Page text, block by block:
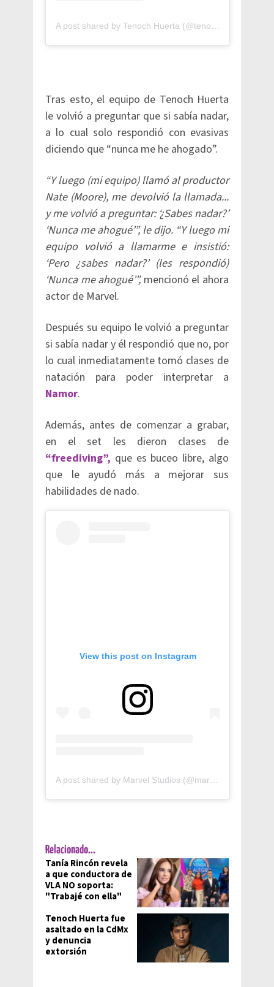
A post shared by Tenoch Huerta (@tenochhuerta)
Tras esto, el equipo de Tenoch Huerta
le volvió a preguntar que si sabía nadar,
a lo cual solo respondió con evasivas
diciendo que “nunca me he ahogado”.
“Y luego (mi equipo) llamó al productor
Nate (Moore), me devolvió la llamada...
y me volvió a preguntar: ‘¿Sabes nadar?’
‘Nunca me ahogué’”, le dijo. “Y luego mi
equipo volvió a llamarme e insistió:
‘Pero ¿sabes nadar?’ (les respondió)
‘Nunca me ahogué’”, mencionó el ahora
actor de Marvel.
Después su equipo le volvió a preguntar
si sabía nadar y él respondió que no, por
lo cual inmediatamente tomó clases de
natación para poder interpretar a
Namor.
Además, antes de comenzar a grabar,
en el set les dieron clases de
“freediving”, que es buceo libre, algo
que le ayudó más a mejorar sus
habilidades de nado.
View this post on Instagram
Relacionado...
Tanía Rincón revela
a que conductora de
VLA NO soporta:
"Trabajé con ella"
Tenoch Huerta fue
asaltado en la CdMx
y denuncia
extorsión